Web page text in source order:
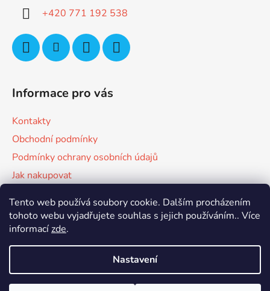
Tento web používá soubory cookie. Dalším procházením
tohoto webu vyjadřujete souhlas s jejich používáním.. Více
informacízde.
Nastavení
+420 771 192 538
Informace pro vás
Kontakty
Obchodní podmínky
Podmínky ochrany osobních údajů
Jak nakupovat
Facebook
Vytvořil Shoptet